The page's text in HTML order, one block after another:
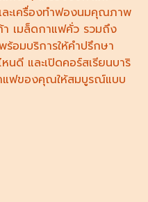
ะเครื่องทำฟองนมคุณภาพ
เมล็ดกาแฟคั่ว รวมถึง
อมบริการให้คำปรึกษา
หนดี และเปิดคอร์สเรียนบาริ
แฟของคุณให้สมบูรณ์แบบ